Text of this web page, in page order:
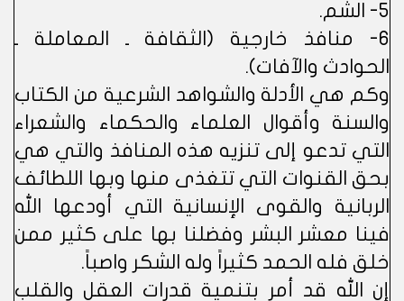
5- الشم.
6- منافذ خارجية (الثقافة ـ المعاملة ـ
الحوادث والآفات).
وكم هي الأدلة والشواهد الشرعية من الكتاب
والسنة وأقوال العلماء والحكماء والشعراء
التي تدعو إلى تنزيه هذه المنافذ والتي هي
بحق القنوات التي تتغذى منها وبها اللطائف
الربانية والقوى الإنسانية التي أودعها الله
فينا معشر البشر وفضلنا بها على كثير ممن
خلق فله الحمد كثيراً وله الشكر واصباً.
إن الله قد أمر بتنمية قدرات العقل والقلب